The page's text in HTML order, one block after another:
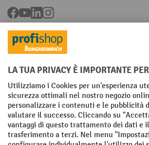
Facebook
YouTubeLinkedInInstagram
Condizioni Generali di Vendita
Dichiarazione di protezione dei dati
Impostazioni sulla privacy
All prices excl. VAT plusshipping costsand
if not stated otherwise.